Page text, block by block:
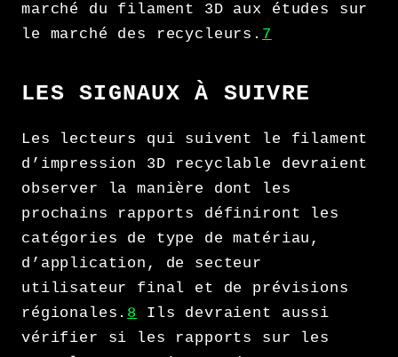
marché du filament 3D aux études sur
le marché des recycleurs. 7
LES SIGNAUX À SUIVRE
Les lecteurs qui suivent le filament
d’impression 3D recyclable devraient
observer la manière dont les
prochains rapports définiront les
catégories de type de matériau,
d’application, de secteur
utilisateur final et de prévisions
régionales. 8
Ils devraient aussi
vérifier si les rapports sur les